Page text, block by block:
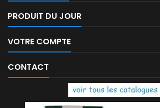
PRODUIT DU JOUR
VOTRE COMPTE
CONTACT